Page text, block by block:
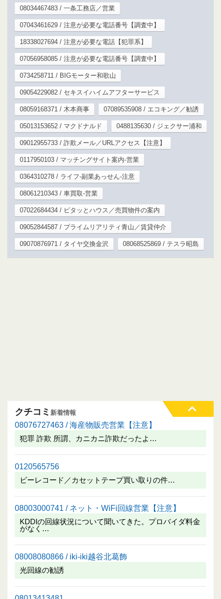
08034467483 / 一条工務店／営業
07043461629 / 注意が必要な電話番号【調査中】
18338027694 / 注意が必要な電話【犯罪系】
07056958085 / 注意が必要な電話番号【調査中】
0734258711 / BIGモーター和歌山
09054229082 / セキスイハイムアフターサービス
08059168371 / 木本商事 07089535908 / エコキング／勧誘
05013153652 / マクドナルド 0488135630 / ジェクサー浦和
09012955733 / 詐欺メール／URLアクセス【注意】
0117950103 / マッチングサイト案内-営業
0364310278 / ライフ-副業あっせん-注意
08061210343 / 車買取-営業
07022684434 / ピタッとハウス／売買物件の案内
09052844587 / プライムリアリティ青山／賃貸仲介
09070876971 / タイヤ交換金沢 08068525869 / テスラ昭島
クチコミ 新着情報
08076727463 / 海産物販売営業【注意】
犯罪 詐欺 所謂、カニカニ詐欺だったよ…
0120565756
ビーレコード／カセットテープ買い取りの件…
08003000741 / ネット・WiFi回線営業【注意】
KDDIの回線状況について聞いてきた。プロバイダ料金
がなく…
08008080866 / iki-iki越谷北葛飾
光回線の勧誘